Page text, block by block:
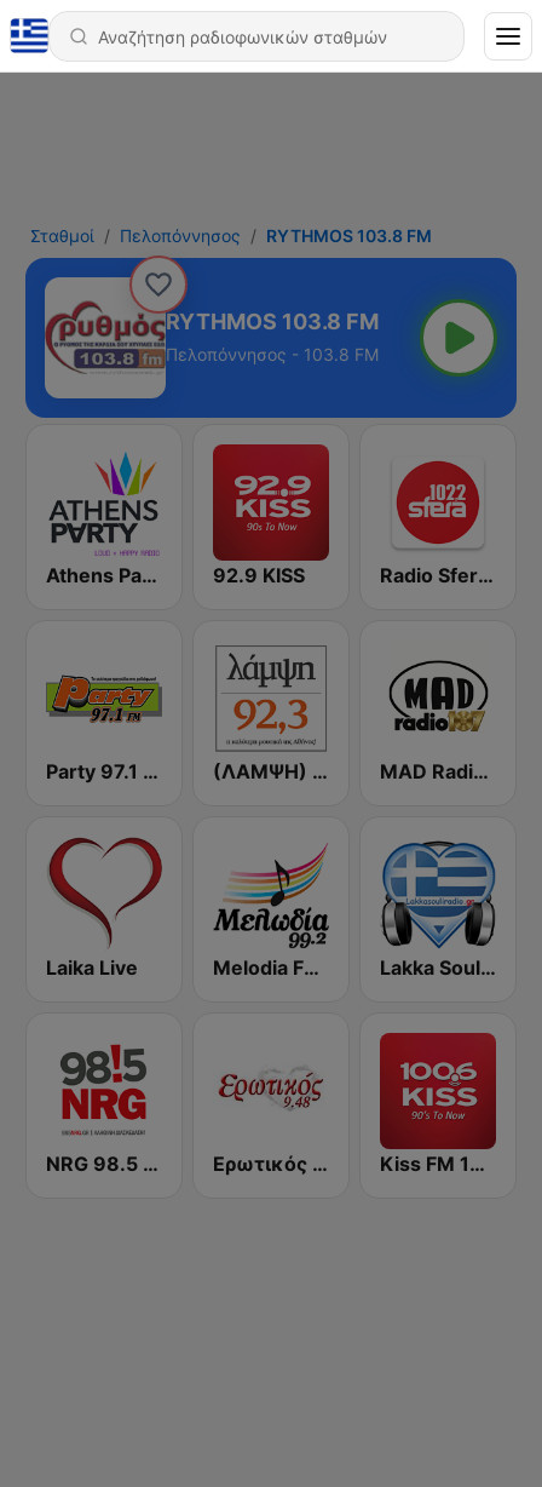
Σταθμοί Πελοπόννησος RYTHMOS 103.8 FM
RYTHMOS 103.8 FM
Πελοπόννησος - 103.8 FM
Athens Party - Αθήναι 92.9 KISS Radio Sfera 102.2 FM
Party 97.1 FM (ΛΑΜΨΗ) Lampsi 92.3 FM MAD Radio 107 Evros
Laika Live Melodia FM (Μελωδία 99.2) Lakka Souli Radio
NRG 98.5 FM Ερωτικός FM Kiss FM 100.6